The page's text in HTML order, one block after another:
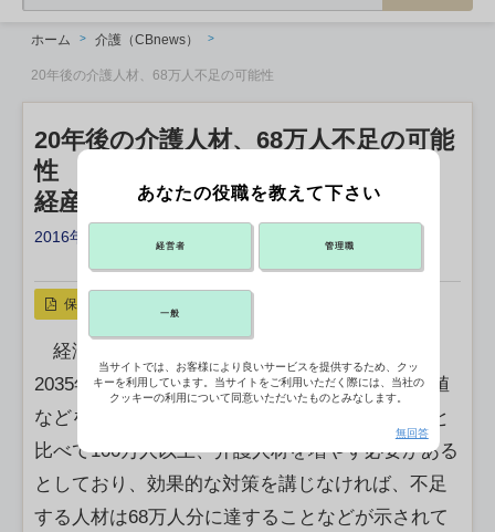
ホーム 介護（CBnews）
20年後の介護人材、68万人不足の可能性
20年後の介護人材、68万人不足の可能
性
経産省の研究会が推計
2016年03月31日 20:00
保存
経済産業省は、団塊の世代が85歳以上となる
2035年の介護需要や必要となる介護人材の推計値
などを発表した。それによると、35年には15年と
比べて100万人以上、介護人材を増やす必要がある
としており、効果的な対策を講じなければ、不足
する人材は68万人分に達することなどが示されて
あなたの役職を教えて下さい
経営者 管理職
一般
当サイトでは、お客様により良いサービスを提供するため、クッ
キーを利用しています。当サイトをご利用いただく際には、当社の
クッキーの利用について同意いただいたものとみなします。
無回答